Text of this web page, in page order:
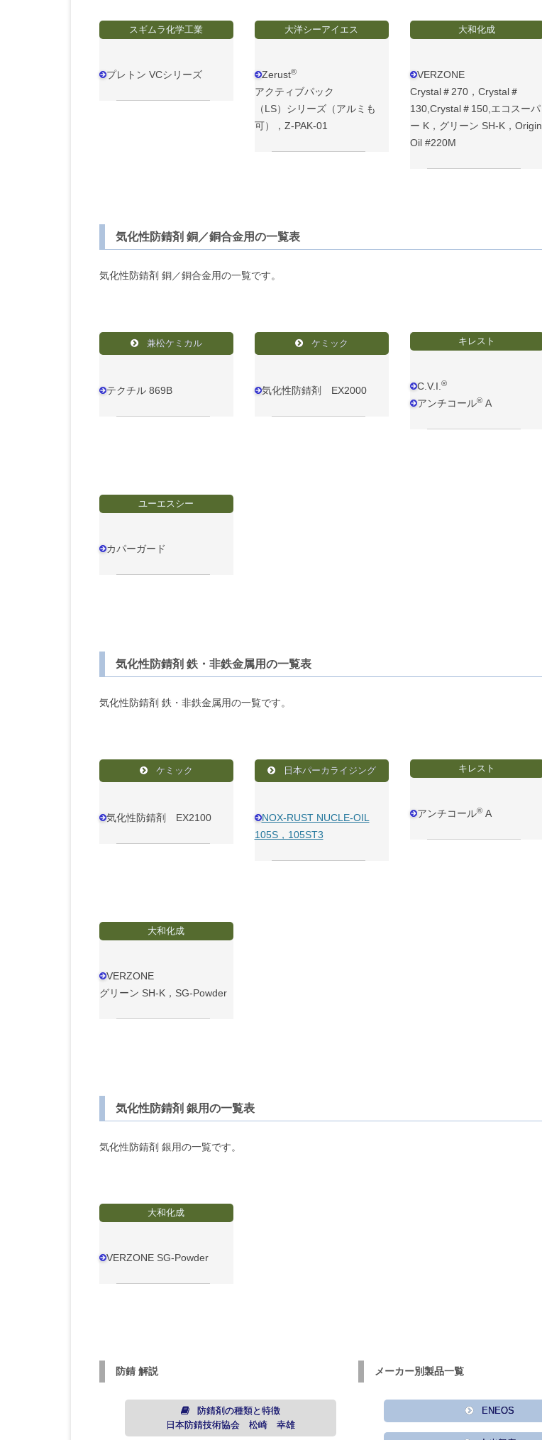
スギムラ化学工業
プレトン VCシリーズ
大洋シーアイエス
Zerust®
アクティブパック
（LS）シリーズ（アルミも
可），Z-PAK-01
大和化成
VERZONE
Crystal＃270，Crystal＃
130,Crystal＃150,エコスーパ
ー K，グリーン SH-K，Origin
Oil #220M
気化性防錆剤 銅／銅合金用の一覧表
気化性防錆剤 銅／銅合金用の一覧です。
兼松ケミカル
テクチル 869B
ケミック
気化性防錆剤 EX2000
キレスト
C.V.I. ®
アンチコール®A
ユーエスシー
カパーガード
気化性防錆剤 鉄・非鉄金属用の一覧表
気化性防錆剤 鉄・非鉄金属用の一覧です。
ケミック
気化性防錆剤 EX2100
日本パーカライジング
NOX-RUST NUCLE-OIL
105S，105ST3
キレスト
アンチコール®A
大和化成
VERZONE
グリーン SH-K，SG-Powder
気化性防錆剤 銀用の一覧表
気化性防錆剤 銀用の一覧です。
大和化成
VERZONE SG-Powder
防錆 解説
防錆剤の種類と特徴
日本防錆技術協会 松崎 幸雄
メーカー別製品一覧
ENEOS